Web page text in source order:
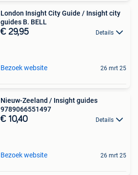
London Insight City Guide / Insight city
guides B. BELL
€ 29,95 Details
Bezoek website 26 mrt 25
Nieuw-Zeeland / Insight guides
9789066551497
€ 10,40 Details
Bezoek website 26 mrt 25